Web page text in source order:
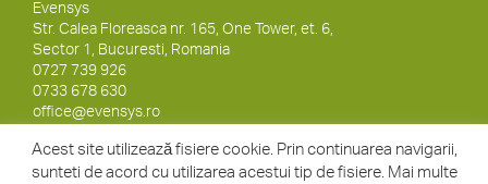
Evensys
Str. Calea Floreasca nr. 165, One Tower, et. 6,
Sector 1, Bucuresti, Romania
0727 739 926
0733 678 630
office@evensys.ro
SOCIAL MEDIA
Acest site utilizează fisiere cookie. Prin continuarea navigarii,
sunteti de acord cu utilizarea acestui tip de fisiere. Mai multe